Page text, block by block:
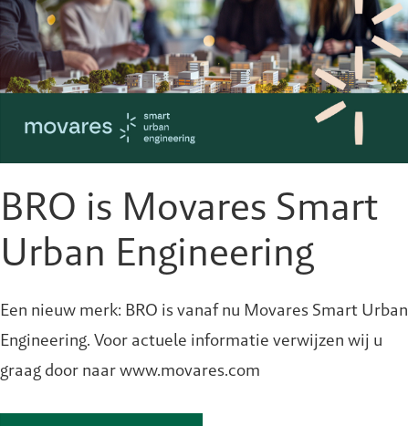
Landschapspark PARK21
Haarlemmermeer
BRO is Movares Smart
Urban Engineering
Een nieuw merk: BRO is vanaf nu Movares Smart Urban
Engineering. Voor actuele informatie verwijzen wij u
graag door naar www.movares.com